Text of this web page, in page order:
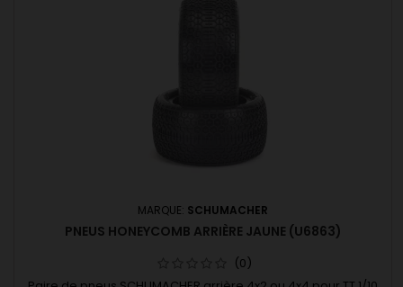
MARQUE: SCHUMACHER
PNEUS HONEYCOMB ARRIÈRE JAUNE (U6863)
(0)